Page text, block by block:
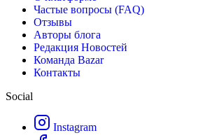
Частые вопросы (FAQ)
Отзывы
Авторы блога
Редакция Новостей
Команда Bazar
Контакты
Social
Instagram